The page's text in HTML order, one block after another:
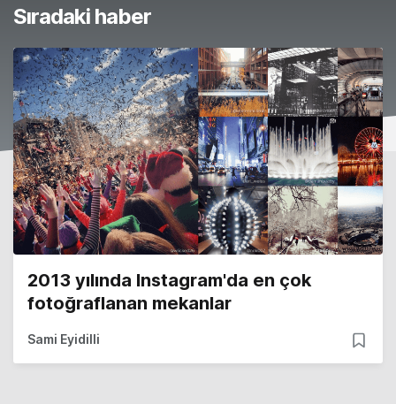
Sıradaki haber
2013 yılında Instagram'da en çok
fotoğraflanan mekanlar
Sami Eyidilli